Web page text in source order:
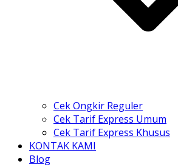
Cek Ongkir Reguler
Cek Tarif Express Umum
Cek Tarif Express Khusus
KONTAK KAMI
Blog